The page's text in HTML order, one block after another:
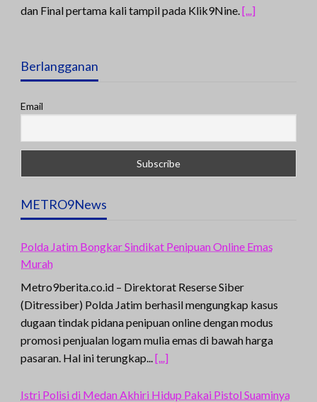
dan Final pertama kali tampil pada Klik9Nine. [...]
Berlangganan
Email
METRO9News
Polda Jatim Bongkar Sindikat Penipuan Online Emas
Murah
Metro9berita.co.id – Direktorat Reserse Siber
(Ditressiber) Polda Jatim berhasil mengungkap kasus
dugaan tindak pidana penipuan online dengan modus
promosi penjualan logam mulia emas di bawah harga
pasaran. Hal ini terungkap...[...]
Istri Polisi di Medan Akhiri Hidup Pakai Pistol Suaminya